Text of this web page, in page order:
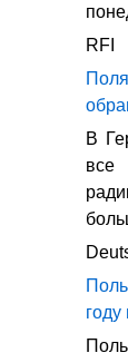
RFI
В
все